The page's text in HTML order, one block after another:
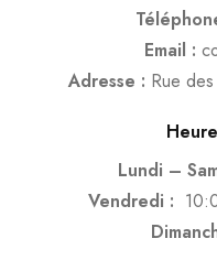
Email :
Adresse : Rue
Lundi –
Vendredi :